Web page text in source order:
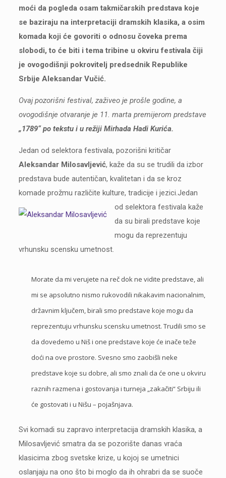
moći da pogleda osam takmičarskih predstava koje
se baziraju na interpretaciji dramskih klasika, a osim
komada koji će govoriti o odnosu čoveka prema
slobodi, to će biti i tema tribine u okviru festivala čiji
je ovogodišnji pokrovitelj predsednik Republike
Srbije Aleksandar Vučić.
Ovaj pozorišni festival, zaživeo je prošle godine, a
ovogodišnje otvaranje je 11. marta premijerom predstave
„1789“ po tekstu i u režiji Mirhada Hadi Kurića.
Jedan od selektora festivala, pozorišni kritičar
Aleksandar Milosavljević, kaže da su se trudili da izbor
predstava bude autentičan, kvalitetan i da se kroz
komade prožmu različite kulture, tradicije i jezici.Jedan
od selektora festivala kaže
da su birali predstave koje
mogu da reprezentuju
vrhunsku scensku umetnost.
Morate da mi verujete na reč dok ne vidite predstave, ali
mi se apsolutno nismo rukovodili nikakavim nacionalnim,
državnim ključem, birali smo predstave koje mogu da
reprezentuju vrhunsku scensku umetnost. Trudili smo se
da dovedemo u Niš i one predstave koje će inače teže
doći na ove prostore. Svesno smo zaobišli neke
predstave koje su dobre, ali smo znali da će one u okviru
raznih razmena i gostovanja i turneja „zakačiti“ Srbiju ili
će gostovati i u Nišu – pojašnjava.
Svi komadi su zapravo interpretacija dramskih klasika, a
Milosavljević smatra da se pozorište danas vraća
klasicima zbog svetske krize, u kojoj se umetnici
oslanjaju na ono što bi moglo da ih ohrabri da se suoče